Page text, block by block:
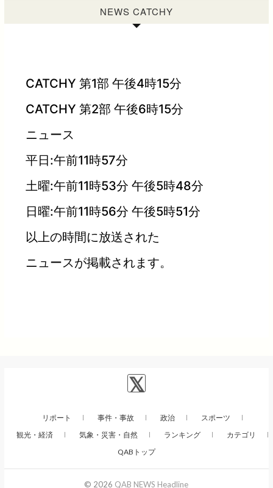
NEWS CATCHY
CATCHY 第1部 午後4時15分
CATCHY 第2部 午後6時15分
ニュース
平日:午前11時57分
土曜:午前11時53分 午後5時48分
日曜:午前11時56分 午後5時51分
以上の時間に放送された
ニュースが掲載されます。
リポート 事件・事故 政治
スポーツ
観光・経済
気象・災害・自然 ランキング
カテゴリ
QABトップ
© 2026 QAB NEWS Headline